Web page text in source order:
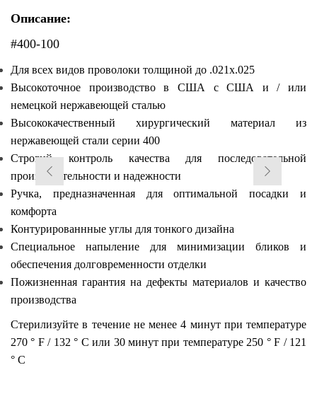
Описание:
#400-100
Для всех видов проволоки толщиной до .021x.025
Высокоточное производство в США с США и / или
немецкой нержавеющей сталью
Высококачественный хирургический материал из
нержавеющей стали серии 400
Строгий контроль качества для последовательной
производительности и надежности
Ручка, предназначенная для оптимальной посадки и
комфорта
Контурированнные углы для тонкого дизайна
Специальное напыление для минимизации бликов и
обеспечения долговременности отделки
Пожизненная гарантия на дефекты материалов и качество
производства
Стерилизуйте в течение не менее 4 минут при температуре
270 ° F / 132 ° C или 30 минут при температуре 250 ° F / 121
° C